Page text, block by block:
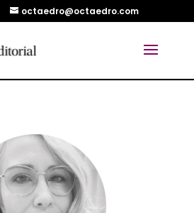
octaedro@octaedro.com